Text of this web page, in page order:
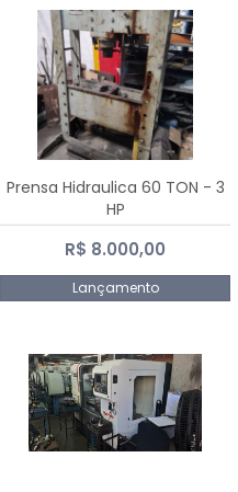
Prensa Hidraulica 60 TON - 3
HP
R$ 8.000,00
Lançamento